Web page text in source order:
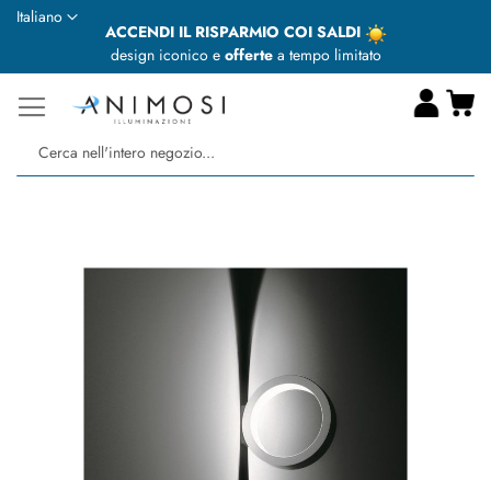
ACCENDI IL RISPARMIO COI SALDI
design iconico e offertea tempo limitato
Lingua
Italiano